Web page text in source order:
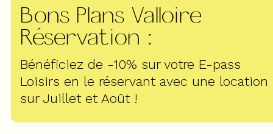
Bons Plans Valloire
Réservation :
Bénéficiez de -10% sur votre E-pass
Loisirs en le réservant avec une location
sur Juillet et Août !